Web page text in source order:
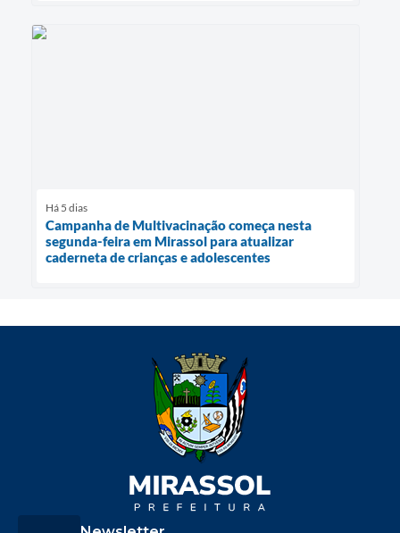
Há 5 dias
Campanha de Multivacinação começa nesta
segunda-feira em Mirassol para atualizar
caderneta de crianças e adolescentes